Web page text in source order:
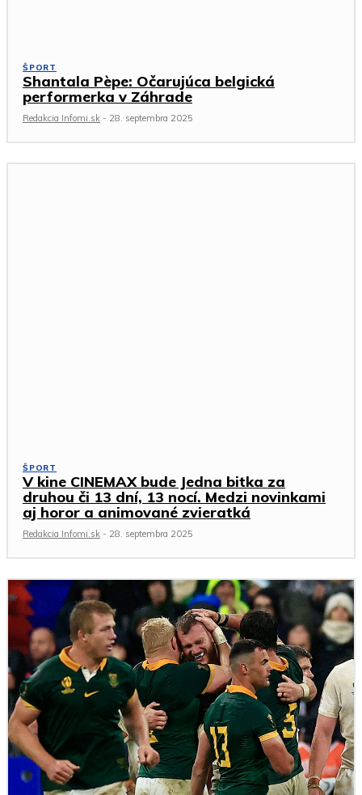
ŠPORT
Shantala Pèpe: Očarujúca belgická
performerka v Záhrade
Redakcia Infomi.sk - 28. septembra 2025
ŠPORT
V kine CINEMAX bude Jedna bitka za
druhou či 13 dní, 13 nocí. Medzi novinkami
aj horor a animované zvieratká
Redakcia Infomi.sk - 28. septembra 2025